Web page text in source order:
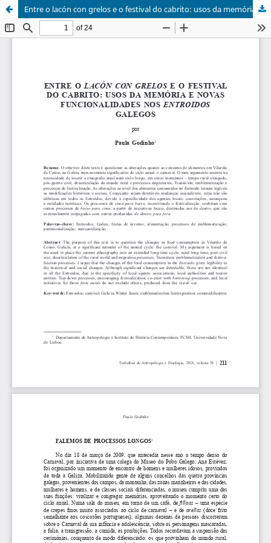
Entre o lacón con grelos e o festival do cabrito: usos da memória e novas funcionalidades nos entroidos galegos